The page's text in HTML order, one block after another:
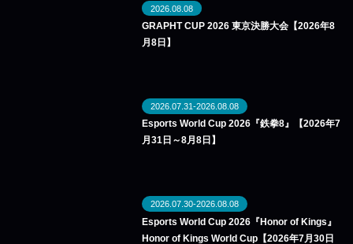
2026.08.08
GRAPHT CUP 2026 東京決勝大会【2026年8
月8日】
2026.07.31-2026.08.08
Esports World Cup 2026『鉄拳8』【2026年7
月31日～8月8日】
2026.07.30-2026.08.08
Esports World Cup 2026『Honor of Kings』
Honor of Kings World Cup【2026年7月30日